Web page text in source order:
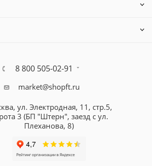
8 800 505-02-91
market@shopft.ru
ул. Электродная, 11, стр.5,
3 (БП "Штерн", заезд с ул.
Плеханова, 8)